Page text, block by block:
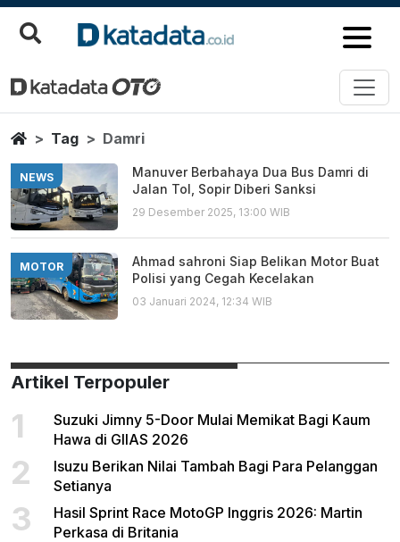
Damri
Berita Terbaru
HomeTag Damri
NEWS
Manuver Berbahaya Dua Bus Damri di
Jalan Tol, Sopir Diberi Sanksi
29 Desember 2025, 13:00 WIB
MOTOR
Ahmad sahroni Siap Belikan Motor Buat
Polisi yang Cegah Kecelakan
03 Januari 2024, 12:34 WIB
Artikel Terpopuler
1
Suzuki Jimny 5-Door Mulai Memikat Bagi Kaum
Hawa di GIIAS 2026
2
Isuzu Berikan Nilai Tambah Bagi Para Pelanggan
Setianya
3
Hasil Sprint Race MotoGP Inggris 2026: Martin
Perkasa di Britania